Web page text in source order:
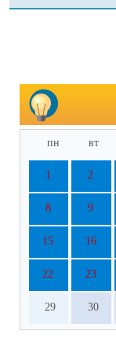
пн вт
1 2
8 9
15 16
22 23
29 30